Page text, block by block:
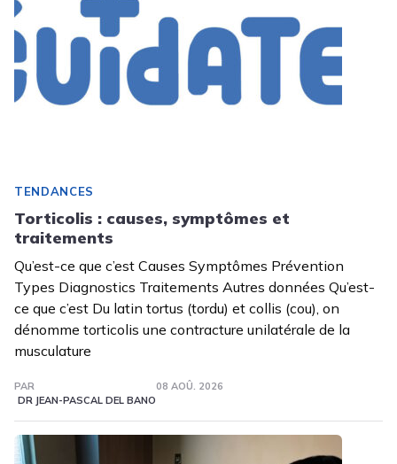
TENDANCES
Torticolis : causes, symptômes et
traitements
Qu’est-ce que c’est Causes Symptômes Prévention
Types Diagnostics Traitements Autres données Qu’est-
ce que c’est Du latin tortus (tordu) et collis (cou), on
dénomme torticolis une contracture unilatérale de la
musculature
PAR
DR JEAN-PASCAL DEL BANO
08 AOÛ. 2026